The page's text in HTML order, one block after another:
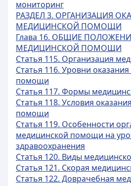
мониторинг
РАЗДЕЛ 3. ОРГАНИЗАЦИЯ
МЕДИЦИНСКОЙ ПОМОЩИ
Глава 16. ОБЩИЕ
МЕДИЦИНСКОЙ ПОМОЩИ
Статья 115. Организация
Статья 116. Уровни
помощи
Статья 117. Формы
Статья 118. Условия
помощи
Статья 119. Особенности
медицинской помощи на
здравоохранения
Статья 120. Виды
Статья 121. Скорая
Статья 122. Доврачебная